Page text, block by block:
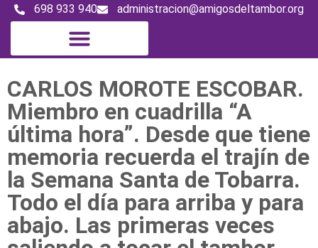
698 933 940 administracion@amigosdeltambor.org
CARLOS MOROTE ESCOBAR.
Miembro en cuadrilla “A
última hora”. Desde que tiene
memoria recuerda el trajín de
la Semana Santa de Tobarra.
Todo el día para arriba y para
abajo. Las primeras veces